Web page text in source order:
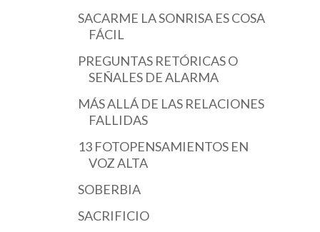
SACARME LA SONRISA ES COSA
FÁCIL
PREGUNTAS RETÓRICAS O
SEÑALES DE ALARMA
MÁS ALLÁ DE LAS RELACIONES
FALLIDAS
13 FOTOPENSAMIENTOS EN
VOZ ALTA
SOBERBIA
SACRIFICIO